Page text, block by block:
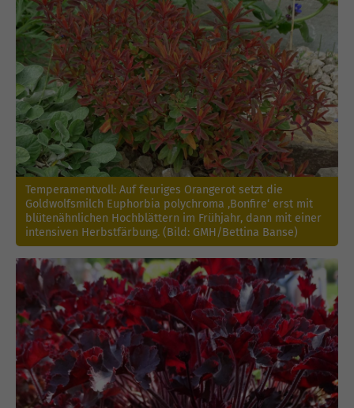
Temperamentvoll: Auf feuriges Orangerot setzt die
Goldwolfsmilch Euphorbia polychroma ‚Bonfire‘ erst mit
blütenähnlichen Hochblättern im Frühjahr, dann mit einer
intensiven Herbstfärbung. (Bild: GMH/Bettina Banse)